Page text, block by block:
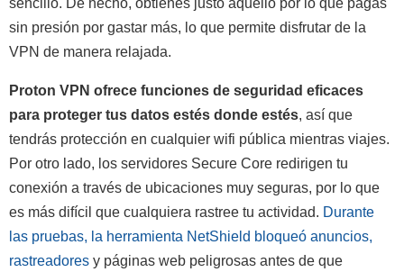
sin presión por gastar más, lo que permite disfrutar de la
VPN de manera relajada.
Proton VPN ofrece funciones de seguridad eficaces
para proteger tus datos estés donde estés, así que
tendrás protección en cualquier wifi pública mientras viajes.
Por otro lado, los servidores Secure Core redirigen tu
conexión a través de ubicaciones muy seguras, por lo que
es más difícil que cualquiera rastree tu actividad. Durante
las pruebas, la herramienta NetShield bloqueó anuncios,
rastreadores y páginas web peligrosas antes de que